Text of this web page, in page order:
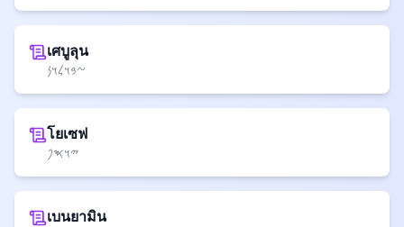
เศบูลุน
𐤆𐤁𐤅𐤋𐤅𐤍
โยเซฟ
𐤉𐤅𐤎𐤐
เบนยามิน